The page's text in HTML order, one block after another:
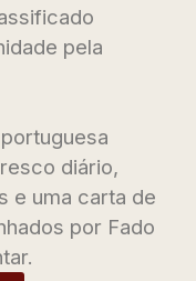
pela
diário,
e uma carta de
por Fado